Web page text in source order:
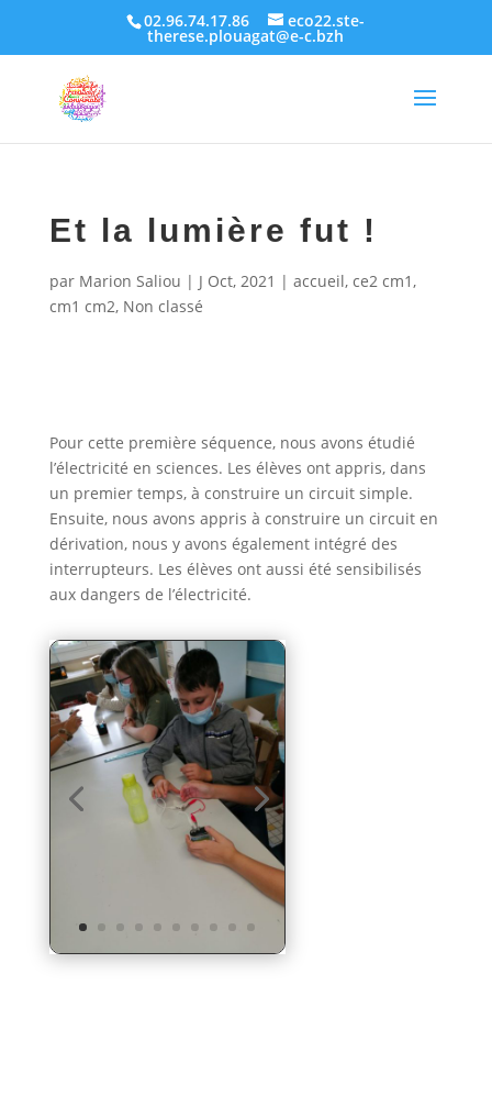
02.96.74.17.86 eco22.ste-
therese.plouagat@e-c.bzh
Et la lumière fut !
par Marion Saliou | J Oct, 2021 | accueil, ce2 cm1,
cm1 cm2, Non classé
Pour cette première séquence, nous avons étudié
l’électricité en sciences. Les élèves ont appris, dans
un premier temps, à construire un circuit simple.
Ensuite, nous avons appris à construire un circuit en
dérivation, nous y avons également intégré des
interrupteurs. Les élèves ont aussi été sensibilisés
aux dangers de l’électricité.